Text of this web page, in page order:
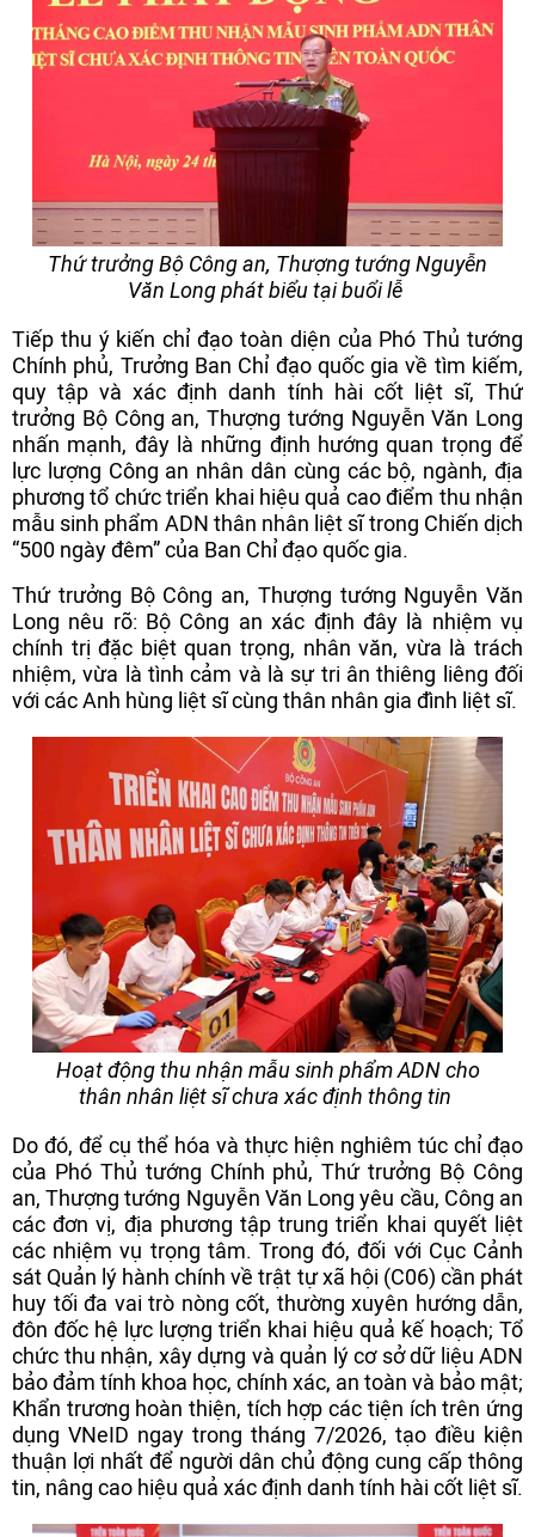
Thứ trưởng Bộ Công an, Thượng tướng Nguyễn
Văn Long phát biểu tại buổi lễ
Tiếp thu ý kiến chỉ đạo toàn diện của Phó Thủ tướng
Chính phủ, Trưởng Ban Chỉ đạo quốc gia về tìm kiếm,
quy tập và xác định danh tính hài cốt liệt sĩ, Thứ
trưởng Bộ Công an, Thượng tướng Nguyễn Văn Long
nhấn mạnh, đây là những định hướng quan trọng để
lực lượng Công an nhân dân cùng các bộ, ngành, địa
phương tổ chức triển khai hiệu quả cao điểm thu nhận
mẫu sinh phẩm ADN thân nhân liệt sĩ trong Chiến dịch
“500 ngày đêm” của Ban Chỉ đạo quốc gia.
Thứ trưởng Bộ Công an, Thượng tướng Nguyễn Văn
Long nêu rõ: Bộ Công an xác định đây là nhiệm vụ
chính trị đặc biệt quan trọng, nhân văn, vừa là trách
nhiệm, vừa là tình cảm và là sự tri ân thiêng liêng đối
với các Anh hùng liệt sĩ cùng thân nhân gia đình liệt sĩ.
Hoạt động thu nhận mẫu sinh phẩm ADN cho
thân nhân liệt sĩ chưa xác định thông tin
Do đó, để cụ thể hóa và thực hiện nghiêm túc chỉ đạo
của Phó Thủ tướng Chính phủ, Thứ trưởng Bộ Công
an, Thượng tướng Nguyễn Văn Long yêu cầu, Công an
các đơn vị, địa phương tập trung triển khai quyết liệt
các nhiệm vụ trọng tâm. Trong đó, đối với Cục Cảnh
sát Quản lý hành chính về trật tự xã hội (C06) cần phát
huy tối đa vai trò nòng cốt, thường xuyên hướng dẫn,
đôn đốc hệ lực lượng triển khai hiệu quả kế hoạch; Tổ
chức thu nhận, xây dựng và quản lý cơ sở dữ liệu ADN
bảo đảm tính khoa học, chính xác, an toàn và bảo mật;
Khẩn trương hoàn thiện, tích hợp các tiện ích trên ứng
dụng VNeID ngay trong tháng 7/2026, tạo điều kiện
thuận lợi nhất để người dân chủ động cung cấp thông
tin, nâng cao hiệu quả xác định danh tính hài cốt liệt sĩ.